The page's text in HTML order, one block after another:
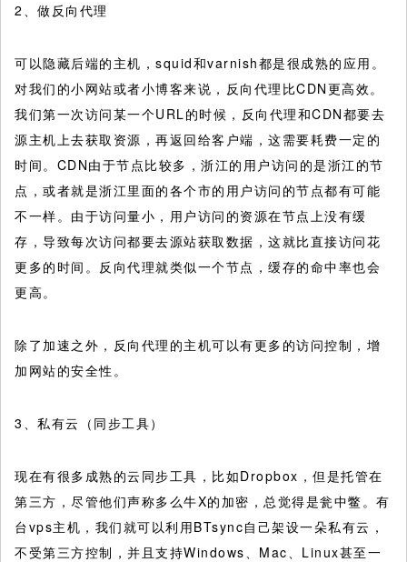
2、做反向代理
可以隐藏后端的主机，squid和varnish都是很成熟的应用。
对我们的小网站或者小博客来说，反向代理比CDN更高效。
我们第一次访问某一个URL的时候，反向代理和CDN都要去
源主机上去获取资源，再返回给客户端，这需要耗费一定的
时间。CDN由于节点比较多，浙江的用户访问的是浙江的节
点，或者就是浙江里面的各个市的用户访问的节点都有可能
不一样。由于访问量小，用户访问的资源在节点上没有缓
存，导致每次访问都要去源站获取数据，这就比直接访问花
更多的时间。反向代理就类似一个节点，缓存的命中率也会
更高。
除了加速之外，反向代理的主机可以有更多的访问控制，增
加网站的安全性。
3、私有云（同步工具）
现在有很多成熟的云同步工具，比如Dropbox，但是托管在
第三方，尽管他们声称多么牛X的加密，总觉得是瓮中鳖。有
台vps主机，我们就可以利用BTsync自己架设一朵私有云，
不受第三方控制，并且支持Windows、Mac、Linux甚至一